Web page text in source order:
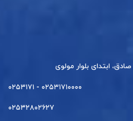
صادق، ابتدای بلوار مولوی
۰۲۵۳۱۷۱۰۰۰۰ - ۰۲۵۳۱۷۱
۰۲۵۳۲۸۰۲۶۲۷